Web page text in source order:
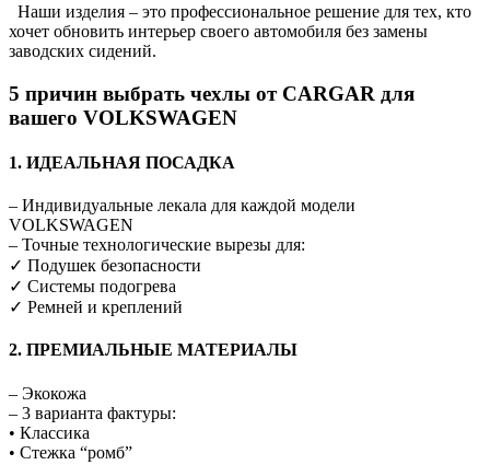
Наши изделия – это профессиональное решение для тех, кто
хочет обновить интерьер своего автомобиля без замены
заводских сидений.
5 причин выбрать чехлы от CARGAR для
вашего VOLKSWAGEN
1. ИДЕАЛЬНАЯ ПОСАДКА
– Индивидуальные лекала для каждой модели
VOLKSWAGEN
– Точные технологические вырезы для:
✓ Подушек безопасности
✓ Системы подогрева
✓ Ремней и креплений
2. ПРЕМИАЛЬНЫЕ МАТЕРИАЛЫ
– Экокожа
– 3 варианта фактуры:
• Классика
• Стежка “ромб”